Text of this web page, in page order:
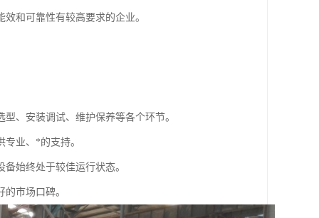
和可靠性有较高要求的企业。
、安装调试、维护保养等各个环节。
业、*的支持。
始终处于较佳运行状态。
市场口碑。